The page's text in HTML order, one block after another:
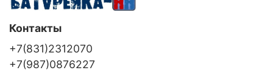
Контакты
+7(831)2312070
+7(987)0876227